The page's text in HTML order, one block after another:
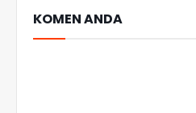
KOMEN ANDA